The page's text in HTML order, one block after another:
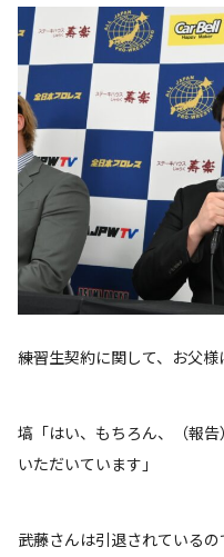
――練習生契約に関して、お父
塙「はい、もちろん、（報
いただいています」
――武藤さんは引退されている